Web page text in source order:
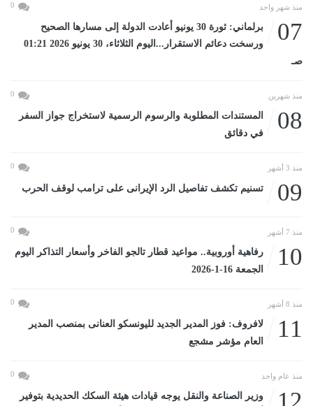
منذ شهر واحد 0
07
برلماني: ثورة 30 يونيو أعادت الدولة إلى مسارها الصحيح
ورسخت دعائم الاستقرار...اليوم الثلاثاء، 30 يونيو 2026 01:21
صـ
منذ شهرين 0
08
المستندات المطلوبة والرسوم الرسمية لاستخراج جواز السفر
في دقائق
منذ 3 أشهر 0
09 تسنيم تكشف تفاصيل الرد الإيرانى على ترامب لوقف الحرب
منذ 7 أشهر 0
10
رفاهية أوروبية.. مواعيد قطار تالجو الفاخر وأسعار التذاكر اليوم
الجمعة 16-1-2026
منذ 8 أشهر 0
11
لافروف: فوز المدير الجديد لليونسكو العنانى بمنصب المدير
العام مؤشر مشجع
منذ عام واحد 0
وزير الصناعة والنقل يوجه قيادات هيئة السكك الحديدية بتوفير